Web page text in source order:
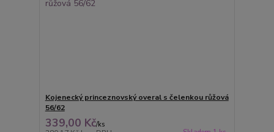
Kojenecký princeznovský overal s čelenkou růžová
56/62
339,00 Kč/ks